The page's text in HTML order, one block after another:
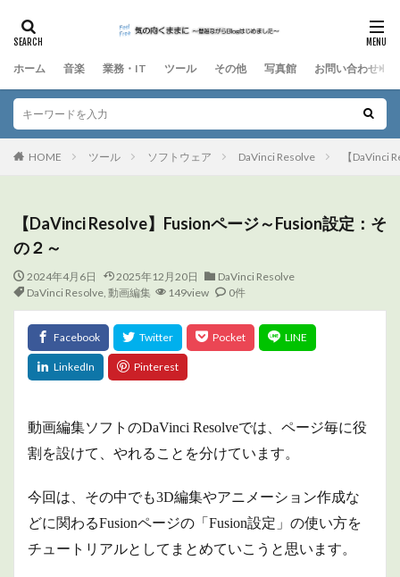
ホーム 音楽 業務・IT ツール その他 写真館 お問い合わせ
HOME ツール ソフトウェア DaVinci Resolve 【DaVinci
【DaVinci Resolve】Fusionページ～Fusion設定：そ
の２～
2024年4月6日 2025年12月20日
DaVinci Resolve
DaVinci Resolve, 動画編集 149view 0件
動画編集ソフトのDaVinci Resolveでは、ページ毎に役
割を設けて、やれることを分けています。
今回は、その中でも3D編集やアニメーション作成な
どに関わるFusionページの「Fusion設定」の使い方を
チュートリアルとしてまとめていこうと思います。